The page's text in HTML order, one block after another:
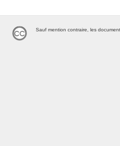
Sauf mention contraire, les